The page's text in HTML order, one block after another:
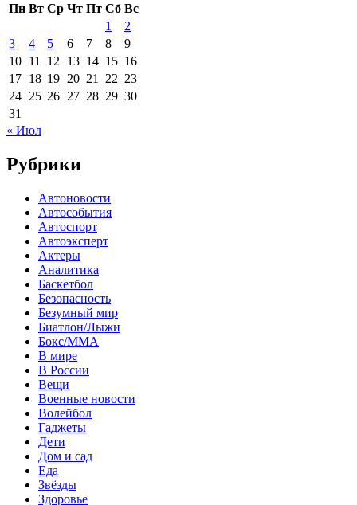
Пн Вт Ср Чт Пт Сб Вс
1
2
3
4 5 6 7 8
9
10 11 12 13 14 15 16
17 18 19 20 21 22 23
24 25 26 27 28 29 30
31
« Июл
Рубрики
Автоновости
Автособытия
Автоспорт
Автоэксперт
Актеры
Аналитика
Баскетбол
Безопасность
Безумный мир
Биатлон/Лыжи
Бокс/MMA
В мире
В России
Вещи
Военные новости
Волейбол
Гаджеты
Дети
Дом и сад
Еда
Звёзды
Здоровье